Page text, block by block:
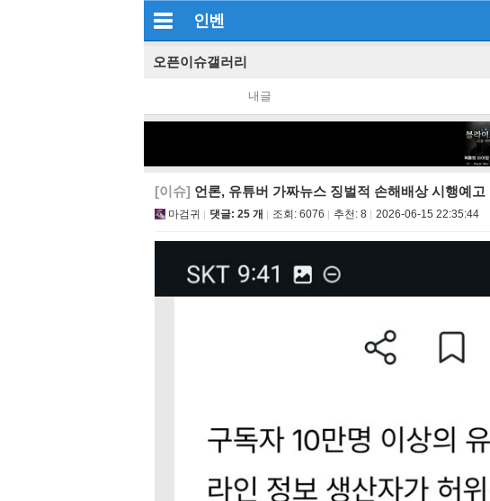
인벤
오픈이슈갤러리
내글
[이슈] 언론, 유튜버 가짜뉴스 징벌적 손해배상 시행예고
마검귀 댓글: 25 개 조회: 6076 추천: 8 2026-06-15 22:35:44